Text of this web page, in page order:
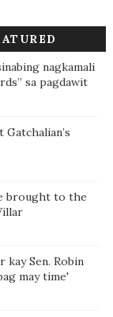
nagkamali
sa pagdawit
brought to the
Sen. Robin
may time'